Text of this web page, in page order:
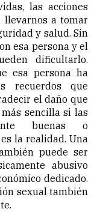
las acciones
llevarnos a tomar
y salud. Sin
esa persona y el
dificultarlo.
esa persona ha
recuerdos que
el daño que
sencilla si las
buenas o
la realidad. Una
puede ser
abusivo
dedicado.
sexual también